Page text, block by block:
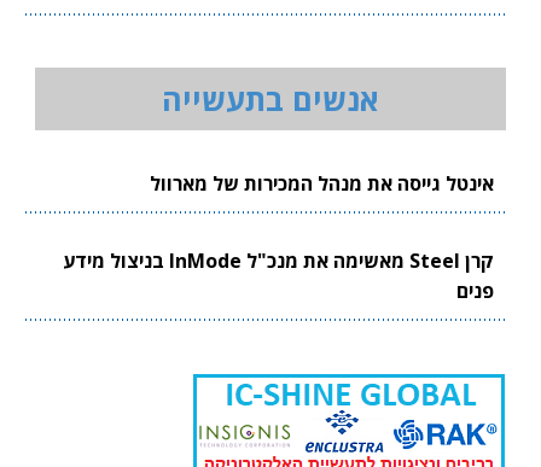
אנשים בתעשייה
אינטל גייסה את מנהל המכירות של מארוול
קרן Steel מאשימה את מנכ"ל InMode בניצול מידע
פנים